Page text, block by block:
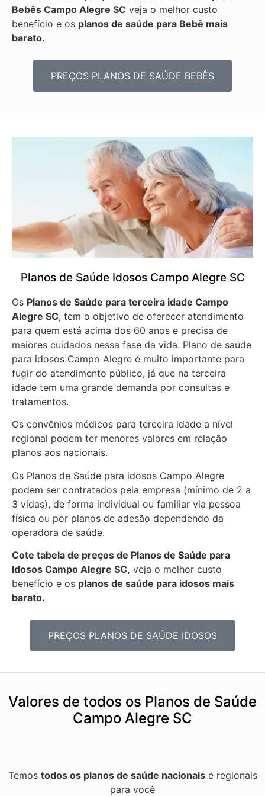
Bebês Campo Alegre SC veja o melhor custo
benefício e os planos de saúde para Bebê mais
barato.
PREÇOS PLANOS DE SAÚDE BEBÊS
Planos de Saúde Idosos Campo Alegre SC
Os Planos de Saúde para terceira idade Campo
Alegre SC, tem o objetivo de oferecer atendimento
para quem está acima dos 60 anos e precisa de
maiores cuidados nessa fase da vida. Plano de saúde
para idosos Campo Alegre é muito importante para
fugir do atendimento público, já que na terceira
idade tem uma grande demanda por consultas e
tratamentos.
Os convênios médicos para terceira idade a nível
regional podem ter menores valores em relação
planos aos nacionais.
Os Planos de Saúde para idosos Campo Alegre
podem ser contratados pela empresa (mínimo de 2 a
3 vidas), de forma individual ou familiar via pessoa
física ou por planos de adesão dependendo da
operadora de saúde.
Cote tabela de preços de Planos de Saúde para
Idosos Campo Alegre SC, veja o melhor custo
benefício e os planos de saúde para idosos mais
barato.
PREÇOS PLANOS DE SAÚDE IDOSOS
Valores de todos os Planos de Saúde
Campo Alegre SC
Temos todos os planos de saúde nacionaise regionais
para você